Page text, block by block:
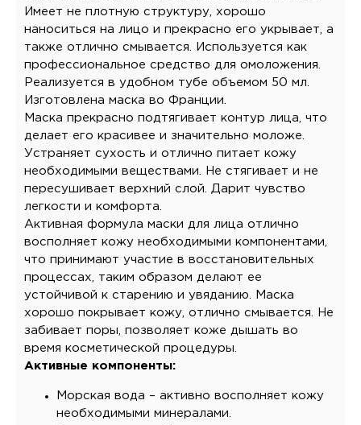
Имеет не плотную структуру, хорошо
наноситься на лицо и прекрасно его укрывает, а
также отлично смывается. Используется как
профессиональное средство для омоложения.
Реализуется в удобном тубе объемом 50 мл.
Изготовлена маска во Франции.
Маска прекрасно подтягивает контур лица, что
делает его красивее и значительно моложе.
Устраняет сухость и отлично питает кожу
необходимыми веществами. Не стягивает и не
пересушивает верхний слой. Дарит чувство
легкости и комфорта.
Активная формула маски для лица отлично
восполняет кожу необходимыми компонентами,
что принимают участие в восстановительных
процессах, таким образом делают ее
устойчивой к старению и увяданию. Маска
хорошо покрывает кожу, отлично смывается. Не
забивает поры, позволяет коже дышать во
время косметической процедуры.
Активные компоненты:
Морская вода – активно восполняет кожу
необходимыми минералами.